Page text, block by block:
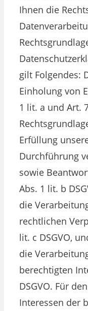
Ihnen die
gilt Folgendes:
Einholung von
1 lit. a und Art.
Erfüllung
Durchführung
sowie
Abs. 1 lit. b
die
rechtlichen
lit. c DSGVO,
die
berechtigten
DSGVO. Für
Interessen der